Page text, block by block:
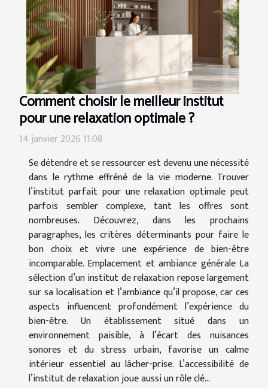
Comment choisir le meilleur institut
pour une relaxation optimale ?
14 janvier 2026 11:08
Se détendre et se ressourcer est devenu une nécessité
dans le rythme effréné de la vie moderne. Trouver
l’institut parfait pour une relaxation optimale peut
parfois sembler complexe, tant les offres sont
nombreuses. Découvrez, dans les prochains
paragraphes, les critères déterminants pour faire le
bon choix et vivre une expérience de bien-être
incomparable. Emplacement et ambiance générale La
sélection d’un institut de relaxation repose largement
sur sa localisation et l’ambiance qu’il propose, car ces
aspects influencent profondément l’expérience du
bien-être. Un établissement situé dans un
environnement paisible, à l’écart des nuisances
sonores et du stress urbain, favorise un calme
intérieur essentiel au lâcher-prise. L’accessibilité de
l’institut de relaxation joue aussi un rôle clé...